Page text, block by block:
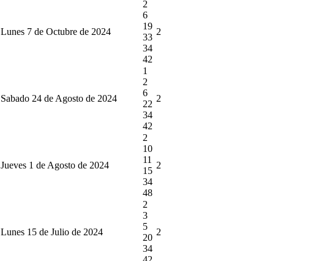
Lunes 7 de Octubre de 2024
2
6
19
33
34
42
2
Sabado 24 de Agosto de 2024
1
2
6
22
34
42
2
Jueves 1 de Agosto de 2024
2
10
11
15
34
48
2
Lunes 15 de Julio de 2024
2
3
5
20
34
2